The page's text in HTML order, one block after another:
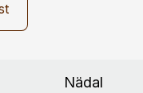
Nädal